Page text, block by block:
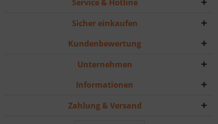
Service & Hotline
Sicher einkaufen
Kundenbewertung
Unternehmen
Informationen
Zahlung & Versand